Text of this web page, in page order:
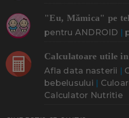
"Eu, Mămica" pe
pentru ANDROID
Calculatoare utile
Afla data nasterii
bebelusului
Calculator Nutritie